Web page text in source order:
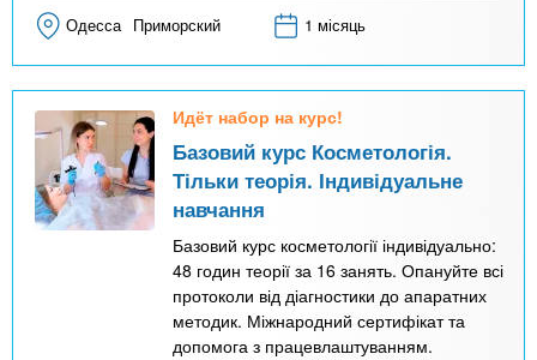
Одесса Приморский 1 місяць
Идёт набор на курс!
Базовий курс Косметологія.
Тільки теорія. Індивідуальне
навчання
Базовий курс косметології індивідуально:
48 годин теорії за 16 занять. Опануйте всі
протоколи від діагностики до апаратних
методик. Міжнародний сертифікат та
допомога з працевлаштуванням.